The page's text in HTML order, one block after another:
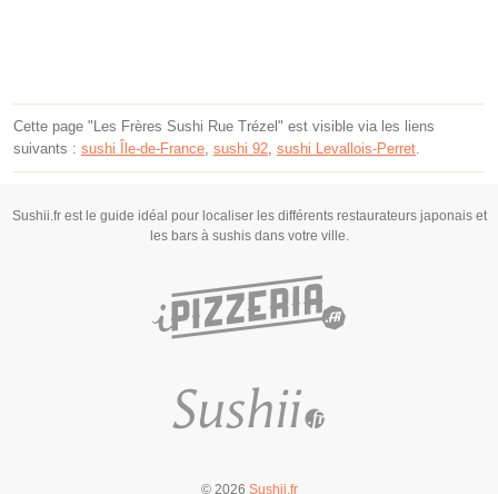
Cette page "Les Frères Sushi Rue Trézel" est visible via les liens
suivants : sushi Île-de-France, sushi 92, sushi Levallois-Perret.
Sushii.fr est le guide idéal pour localiser les différents restaurateurs japonais et
les bars à sushis dans votre ville.
© 2026 Sushii.fr